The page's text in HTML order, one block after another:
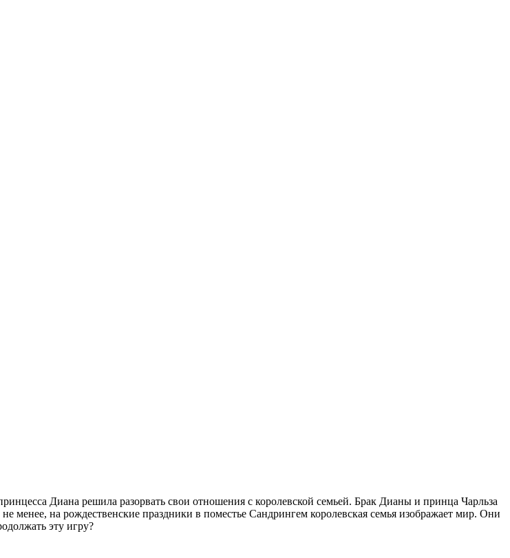
Диана решила разорвать свои отношения с королевской семьей. Брак Дианы и принца Чарльза
менее, на рождественские праздники в поместье Сандрингем королевская семья изображает мир. Они
эту игру?